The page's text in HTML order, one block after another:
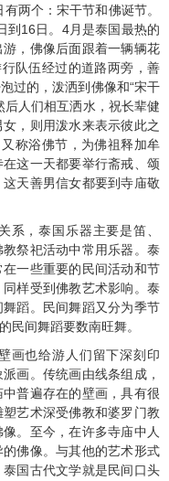
两个：宋干节和佛诞节。
到 16日。 4月是泰国最热的
，佛像后面跟着一辆辆花
队伍经过的道路两旁，善
过的，泼洒到佛像和“宋干
人们相互洒水，祝长辈健
，则用泼水来表示彼此之
又称浴佛节，为佛祖释加牟
这一天都要举行斋戒、颂
天善男信女都要到寺庙敬
系，泰国乐器主要是笛、
祭祀活动中常用乐器。泰
一些重要的民间活动和节
样受到佛教艺术影响。泰
蹈。民间舞蹈又分为季节
民间舞蹈要数南旺舞。
画也给游人们留下深刻印
画。传统画由线条组成，
普遍存在的壁画，具有很
艺术深受佛教和婆罗门教
。至今，在许多寺庙中人
佛像。与其他的艺术形式
国古代文学就是民间口头